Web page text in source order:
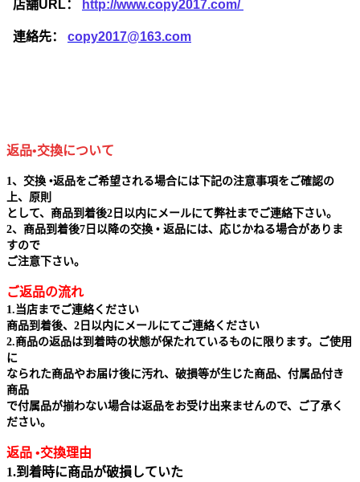
店舗URL： http://www.copy2017.com/
連絡先： copy2017@163.com
返品•交換について
1、交換 •返品をご希望される場合には下記の注意事項をご確認の
上、原則
として、商品到着後2日以内にメールにて弊社までご連絡下さい。
2、商品到着後7日以降の交換 • 返品には、応じかねる場合がありま
すので
ご注意下さい。
ご返品の流れ
1.当店までご連絡ください
商品到着後、2日以内にメールにてご連絡ください
2.商品の返品は到着時の状態が保たれているものに限ります。ご使用
に
なられた商品やお届け後に汚れ、破損等が生じた商品、付属品付き
商品
で付属品が揃わない場合は返品をお受け出来ませんので、ご了承く
ださい。
返品 •交換理由
1.到着時に商品が破損していた